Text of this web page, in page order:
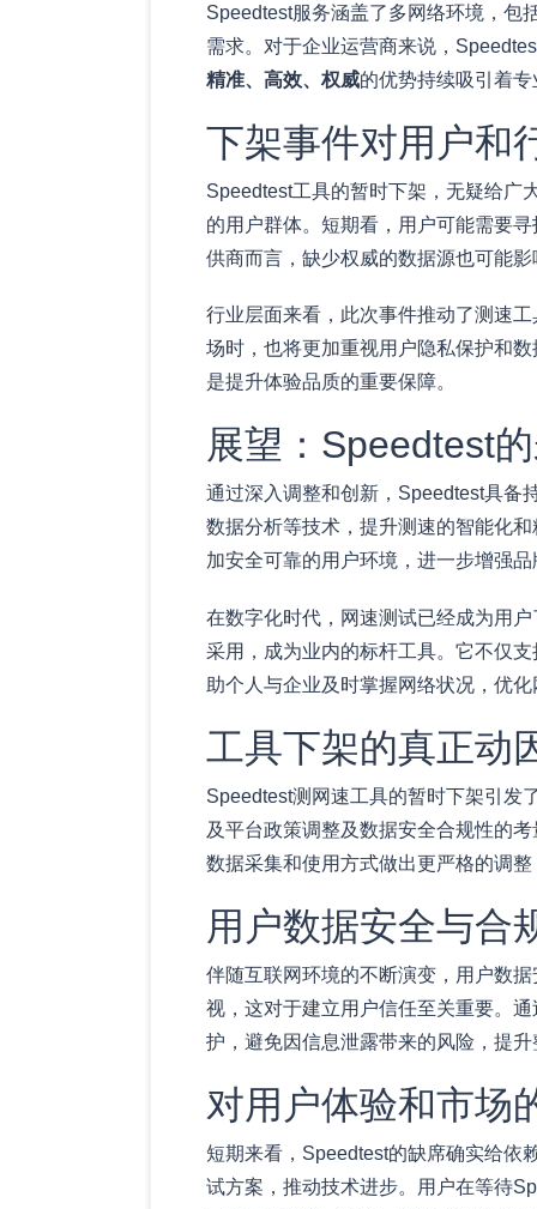
Speedtest服务涵盖了多网络环境，包
需求。对于企业运营商来说，
精准、高效、权威的优势持续吸引着
下架事件对用户和
Speedtest工具的暂时下架，无疑给广
的用户群体。短期看，用户可能需要
供商而言，缺少权威的数据源也可能
行业层面来看，此次事件推动了测速
场时，也将更加重视用户隐私保护和
是提升体验品质的重要保障。
展望：Speedtest
通过深入调整和创新，Speedtest具备
数据分析等技术，提升测速的智能化
加安全可靠的用户环境，进一步增强
在数字化时代，网速测试已经成为用
采用，成为业内的标杆工具。它不仅
助个人与企业及时掌握网络状况，优
工具下架的真正动
Speedtest测网速工具的暂时下架引发
及平台政策调整及数据安全合规性的
数据采集和使用方式做出更严格的调
用户数据安全与合
伴随互联网环境的不断演变，用户数
视，这对于建立用户信任至关重要。
护，避免因信息泄露带来的风险，提
对用户体验和市场
短期来看，Speedtest的缺席确实给依
试方案，推动技术进步。用户在等待